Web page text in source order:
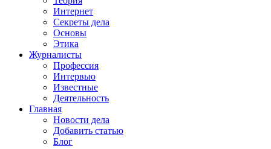
Интернет
Секреты дела
Основы
Этика
Журналисты
Профессия
Интервью
Известные
Деятельность
Главная
Новости дела
Добавить статью
Блог